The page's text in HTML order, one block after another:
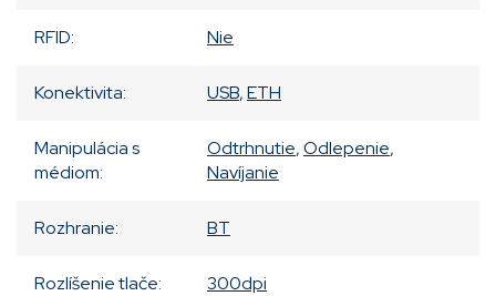
RFID: Nie
Konektivita: USB,ETH
Manipulácia s
médiom:
Odtrhnutie,Odlepenie,
Navíjanie
Rozhranie: BT
Rozlíšenie tlače: 300dpi